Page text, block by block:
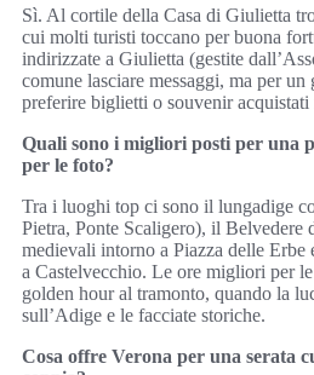
Sì. Al cortile della Casa di Giulietta
cui molti turisti toccano per buona
indirizzate a Giulietta (gestite
comune lasciare messaggi, ma per
preferire biglietti o souvenir
Quali sono i migliori posti per una
per le foto?
Tra i luoghi top ci sono il lungadige
Pietra, Ponte Scaligero), il Belvedere
medievali intorno a Piazza delle
a Castelvecchio. Le ore migliori per
golden hour al tramonto, quando la
sull’Adige e le facciate storiche.
Cosa offre Verona per una serata